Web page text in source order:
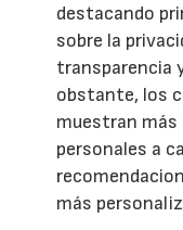
destacando
sobre la
transparencia
obstante, los
muestran
personales a
más